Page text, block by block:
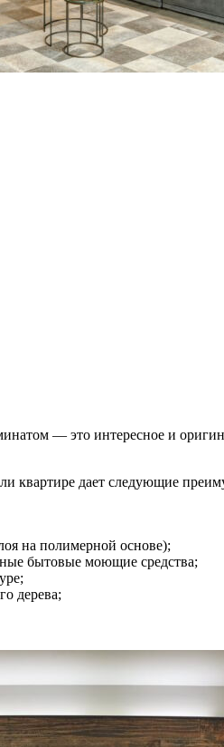
— это интересное и
квартире дает следующие
на полимерной основе);
бытовые моющие средства;
дерева;